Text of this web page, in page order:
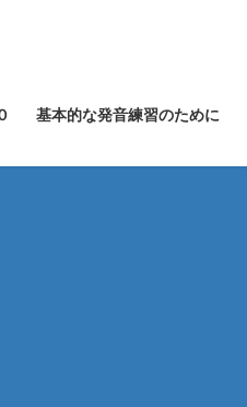
基本的な発音練習のために